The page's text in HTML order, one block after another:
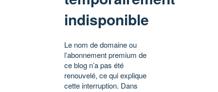
indisponible
Le nom de domaine ou
l’abonnement premium de
ce blog n’a pas été
renouvelé, ce qui explique
cette interruption. Dans